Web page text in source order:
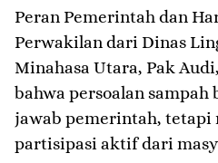
Peran Pemerintah dan
Perwakilan dari Dinas
Minahasa Utara, Pak
bahwa persoalan sampah
jawab pemerintah, tetapi
partisipasi aktif dari